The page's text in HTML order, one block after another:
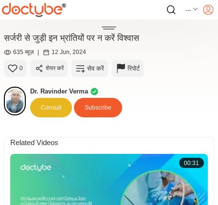
---
सर्जरी से जुड़ी इन भ्रांतियों पर न करें विश्वास
635 व्यूज़ | 12 Jun, 2024
0 शेयर करें सेव करें रिपोर्ट
Dr. Ravinder Verma
Consult Subscribe
Related Videos
00:31